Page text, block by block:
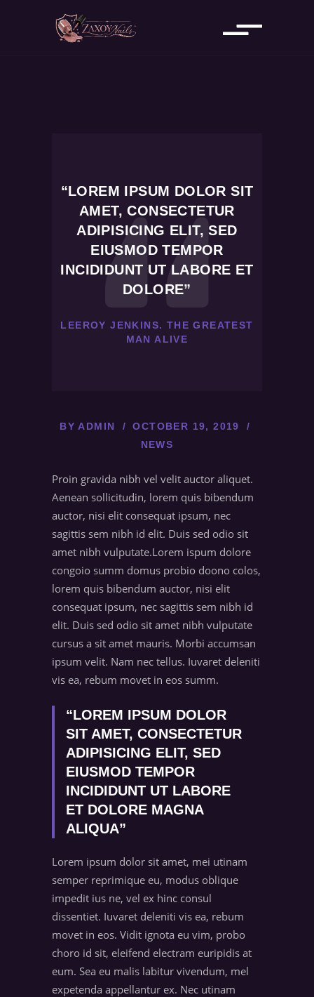
“LOREM IPSUM DOLOR SIT
AMET, CONSECTETUR
ADIPISICING ELIT, SED
EIUSMOD TEMPOR
INCIDIDUNT UT LABORE ET
DOLORE”
LEEROY JENKINS. THE GREATEST
MAN ALIVE
BY ADMIN
OCTOBER 19, 2019
NEWS
Proin gravida nibh vel velit auctor aliquet.
Aenean sollicitudin, lorem quis bibendum
auctor, nisi elit consequat ipsum, nec
sagittis sem nibh id elit. Duis sed odio sit
amet nibh vulputate.Lorem ispum dolore
congoio summ domus probio doono colos,
lorem quis bibendum auctor, nisi elit
consequat ipsum, nec sagittis sem nibh id
elit. Duis sed odio sit amet nibh vulputate
cursus a sit amet mauris. Morbi accumsan
ipsum velit. Nam nec tellus. Iuvaret deleniti
vis ea, rebum movet in eos summ.
“LOREM IPSUM DOLOR
SIT AMET, CONSECTETUR
ADIPISICING ELIT, SED
EIUSMOD TEMPOR
INCIDIDUNT UT LABORE
ET DOLORE MAGNA
ALIQUA”
Lorem ipsum dolor sit amet, mei utinam
semper reprimique eu, modus oblique
impedit ius ne, vel ex hinc consul
dissentiet. Iuvaret deleniti vis ea, rebum
movet in eos. Vidit ignota eu vim, probo
choro id sit, eleifend electram euripidis at
eum. Sea eu malis labitur vivendum, mel
expetenda appellantur ex. Nec utinam